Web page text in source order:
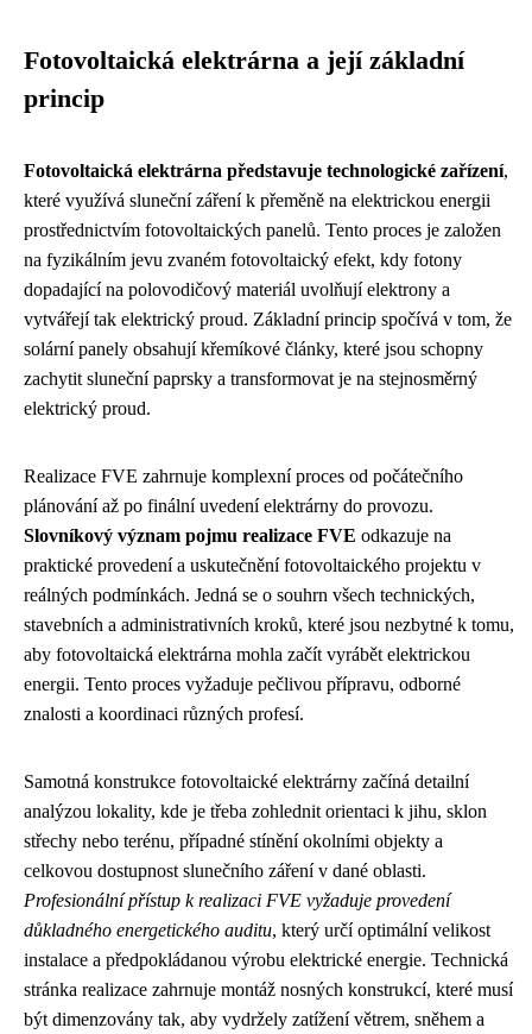
Fotovoltaická elektrárna a její základní
princip
Fotovoltaická elektrárna představuje technologické zařízení,
které využívá sluneční záření k přeměně na elektrickou energii
prostřednictvím fotovoltaických panelů. Tento proces je založen
na fyzikálním jevu zvaném fotovoltaický efekt, kdy fotony
dopadající na polovodičový materiál uvolňují elektrony a
vytvářejí tak elektrický proud. Základní princip spočívá v tom, že
solární panely obsahují křemíkové články, které jsou schopny
zachytit sluneční paprsky a transformovat je na stejnosměrný
elektrický proud.
Realizace FVE zahrnuje komplexní proces od počátečního
plánování až po finální uvedení elektrárny do provozu.
Slovníkový význam pojmu realizace FVE odkazuje na
praktické provedení a uskutečnění fotovoltaického projektu v
reálných podmínkách. Jedná se o souhrn všech technických,
stavebních a administrativních kroků, které jsou nezbytné k tomu,
aby fotovoltaická elektrárna mohla začít vyrábět elektrickou
energii. Tento proces vyžaduje pečlivou přípravu, odborné
znalosti a koordinaci různých profesí.
Samotná konstrukce fotovoltaické elektrárny začíná detailní
analýzou lokality, kde je třeba zohlednit orientaci k jihu, sklon
střechy nebo terénu, případné stínění okolními objekty a
celkovou dostupnost slunečního záření v dané oblasti.
Profesionální přístup k realizaci FVE vyžaduje provedení
důkladného energetického auditu, který určí optimální velikost
instalace a předpokládanou výrobu elektrické energie. Technická
stránka realizace zahrnuje montáž nosných konstrukcí, které musí
být dimenzovány tak, aby vydržely zatížení větrem, sněhem a